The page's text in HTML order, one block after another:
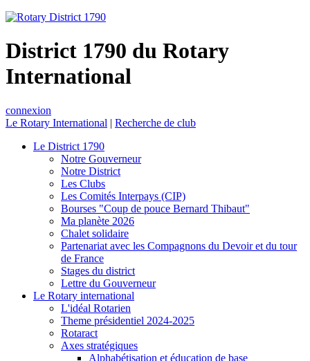
District 1790 du Rotary
International
connexion
Le Rotary International | Recherche de club
Le District 1790
Notre Gouverneur
Notre District
Les Clubs
Les Comités Interpays (CIP)
Bourses "Coup de pouce Bernard Thibaut"
Ma planète 2026
Chalet solidaire
Partenariat avec les Compagnons du Devoir et du tour
de France
Stages du district
Lettre du Gouverneur
Le Rotary international
L'idéal Rotarien
Theme présidentiel 2024-2025
Rotaract
Axes stratégiques
Alphabétisation et éducation de base